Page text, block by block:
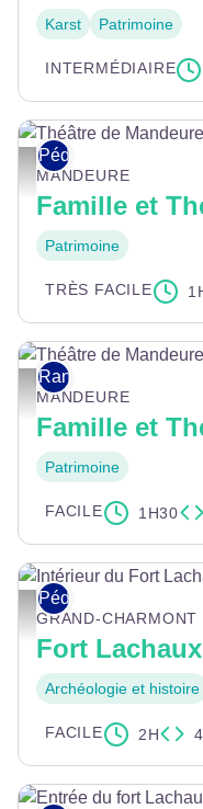
Karst Patrimoine
INTERMÉDIAIRE
Théâtre de Mandeure - ©
Pédestre
MANDEURE
Famille et
Patrimoine
TRÈS FACILE
Théâtre de Mandeure - Pays
Rando pour tous
MANDEURE
Famille et
Patrimoine
FACILE 1H30
Intérieur du Fort Lachaux - ©
Pédestre
GRAND-CHARMONT
Fort
Archéologie et histoire
FACILE 2H